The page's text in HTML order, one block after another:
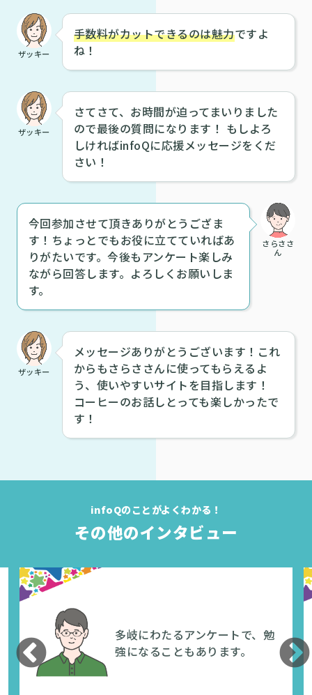
ザッキー
手数料がカットできるのは魅力ですよ
ね！
ザッキー
さてさて、お時間が迫ってまいりました
ので最後の質問になります！ もしよろ
しければinfoQに応援メッセージをくだ
さい！
さらささ
ん
今回参加させて頂きありがとうござま
す！ちょっとでもお役に立てていればあ
りがたいです。今後もアンケート楽しみ
ながら回答します。よろしくお願いしま
す。
ザッキー
メッセージありがとうございます！これ
からもさらささんに使ってもらえるよ
う、使いやすいサイトを目指します！
コーヒーのお話しとっても楽しかったで
す！
infoQのことがよくわかる！
その他のインタビュー
たるアンケートで、勉
こともあります。
playカー
や映画に